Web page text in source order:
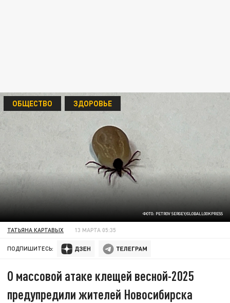
ФОТО: PETROV SERGEY/GLOBALLOOKPRESS
ОБЩЕСТВО ЗДОРОВЬЕ
ТАТЬЯНА КАРТАВЫХ 13 МАРТА 05:35
ПОДПИШИТЕСЬ:
О массовой атаке клещей весной-2025
предупредили жителей Новосибирска